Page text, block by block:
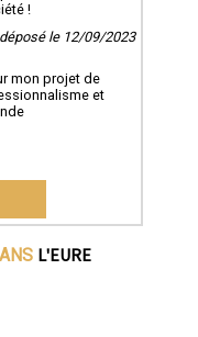
!
le 12/09/2023
mon projet de
et
L'EURE